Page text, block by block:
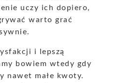
uczy ich dopiero,
warto grać
i lepszą
bowiem wtedy gdy
nawet małe kwoty.